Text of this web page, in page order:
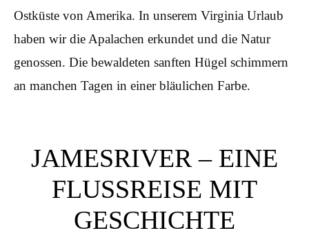
Ostküste von Amerika. In unserem Virginia Urlaub
haben wir die Apalachen erkundet und die Natur
genossen. Die bewaldeten sanften Hügel schimmern
an manchen Tagen in einer bläulichen Farbe.
JAMESRIVER – EINE
FLUSSREISE MIT
GESCHICHTE